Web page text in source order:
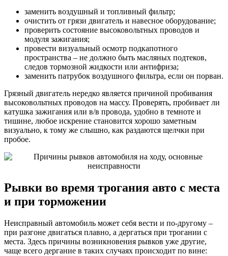
заменить воздушный и топливный фильтр;
очистить от грязи двигатель и навесное оборудование;
проверить состояние высоковольтных проводов и
модуля зажигания;
провести визуальный осмотр подкапотного
пространства – не должно быть масляных подтеков,
следов тормозной жидкости или антифриза;
заменить патрубок воздушного фильтра, если он порван.
Грязный двигатель нередко является причиной пробивания
высоковольтных проводов на массу. Проверять, пробивает ли
катушка зажигания или в/в провода, удобно в темноте и
тишине, любое искрение становится хорошо заметным
визуально, к тому же слышно, как раздаются щелчки при
пробое.
Рывки во время трогания авто с места
и при торможении
Неисправный автомобиль может себя вести и по-другому –
при разгоне двигаться плавно, а дергаться при трогании с
места. Здесь причины возникновения рывков уже другие,
чаще всего дергание в таких случаях происходит по вине: